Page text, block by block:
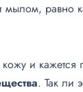
мылом, равно
и кажется
. Так ли